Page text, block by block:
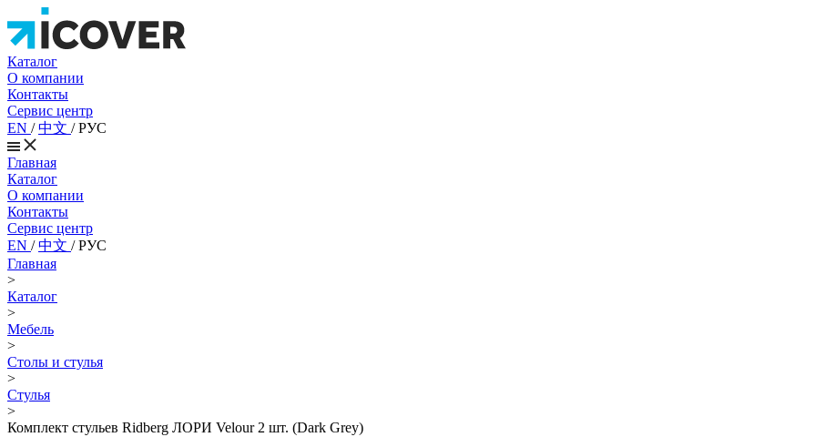
Каталог
О компании
Контакты
Сервис центр
EN /中文 /РУС
Главная
Каталог
О компании
Контакты
Сервис центр
EN /中文 /РУС
Главная
>
Каталог
>
Мебель
>
Столы и стулья
>
Стулья
>
Комплект стульев Ridberg ЛОРИ Velour 2 шт. (Dark Grey)